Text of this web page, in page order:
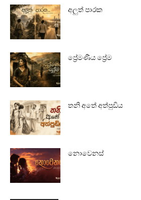
අලුත් පාරක
ප්‍රේමණීය ප්‍රේම
තනි අතේ අත්පුඩිය
නොවෙනස්